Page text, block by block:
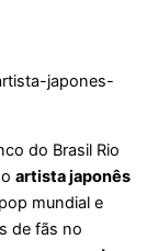
do Brasil Rio
artista japonês
mundial e
de fãs no